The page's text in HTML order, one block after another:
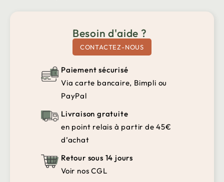
Besoin d'aide ?
CONTACTEZ-NOUS
Paiement sécurisé
Via carte bancaire, Bimpli ou
PayPal
Livraison gratuite
en point relais à partir de 45€
d’achat
Retour sous 14 jours
Voir nos CGL